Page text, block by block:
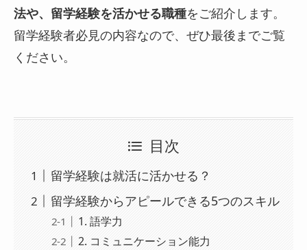
法や、留学経験を活かせる職種をご紹介します。
留学経験者必見の内容なので、ぜひ最後までご覧
ください。
目次
留学経験は就活に活かせる？
留学経験からアピールできる5つのスキル
1. 語学力
2. コミュニケーション能力